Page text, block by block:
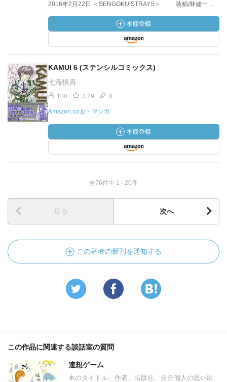
2016年2月22日 ＜SENGOKU STRAYS＞ 装幀/林健一 ...
KAMUI 6 (ステンシルコミックス)
七海慎吾
100 3.29 0
Amazon.co.jp・マンガ
全76件中 1 - 20件
戻る 次へ
この著者の新刊を通知する
この作品に関連する談話室の質問
連想ゲーム
本のタイトル、作者、出版社、自分個人の思い出